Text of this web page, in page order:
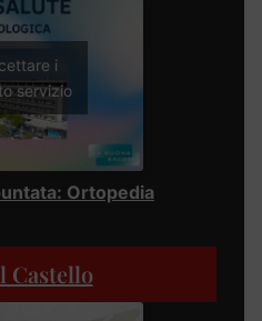
i
servizio
Ortopedia
Castello